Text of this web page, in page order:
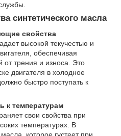
синтетического масла
свойства
высокой текучестью и
обеспечивая
трения и износа. Это
двигателя в холодное
быстро поступать к
к температурам
свои свойства при
температурах. В